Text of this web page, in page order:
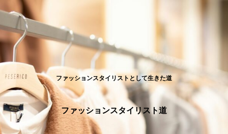
ファッションスタイリストとして生きた道
ファッションスタイリスト道